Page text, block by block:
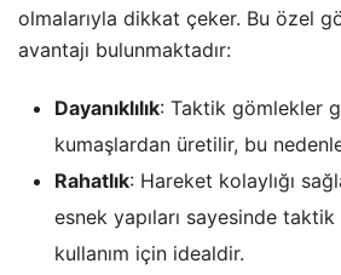
olmalarıyla dikkat çeker. Bu özel
avantajı bulunmaktadır:
Dayanıklılık: Taktik gömlekler
kumaşlardan üretilir, bu
Rahatlık: Hareket kolaylığı
esnek yapıları sayesinde
kullanım için idealdir.